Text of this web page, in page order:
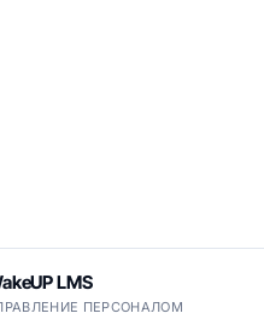
LMS
ПЕРСОНАЛОМ